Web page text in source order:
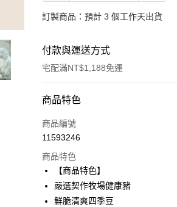
訂製商品：預計 3 個工作天出貨
付款與運送方式
宅配滿NT$1,188免運
付款方式
信用卡一次付款
Apple Pay
街口支付
商品特色
商品編號
11593246
商品特色
【商品特色】
嚴選契作牧場健康豬
鮮脆清爽四季豆